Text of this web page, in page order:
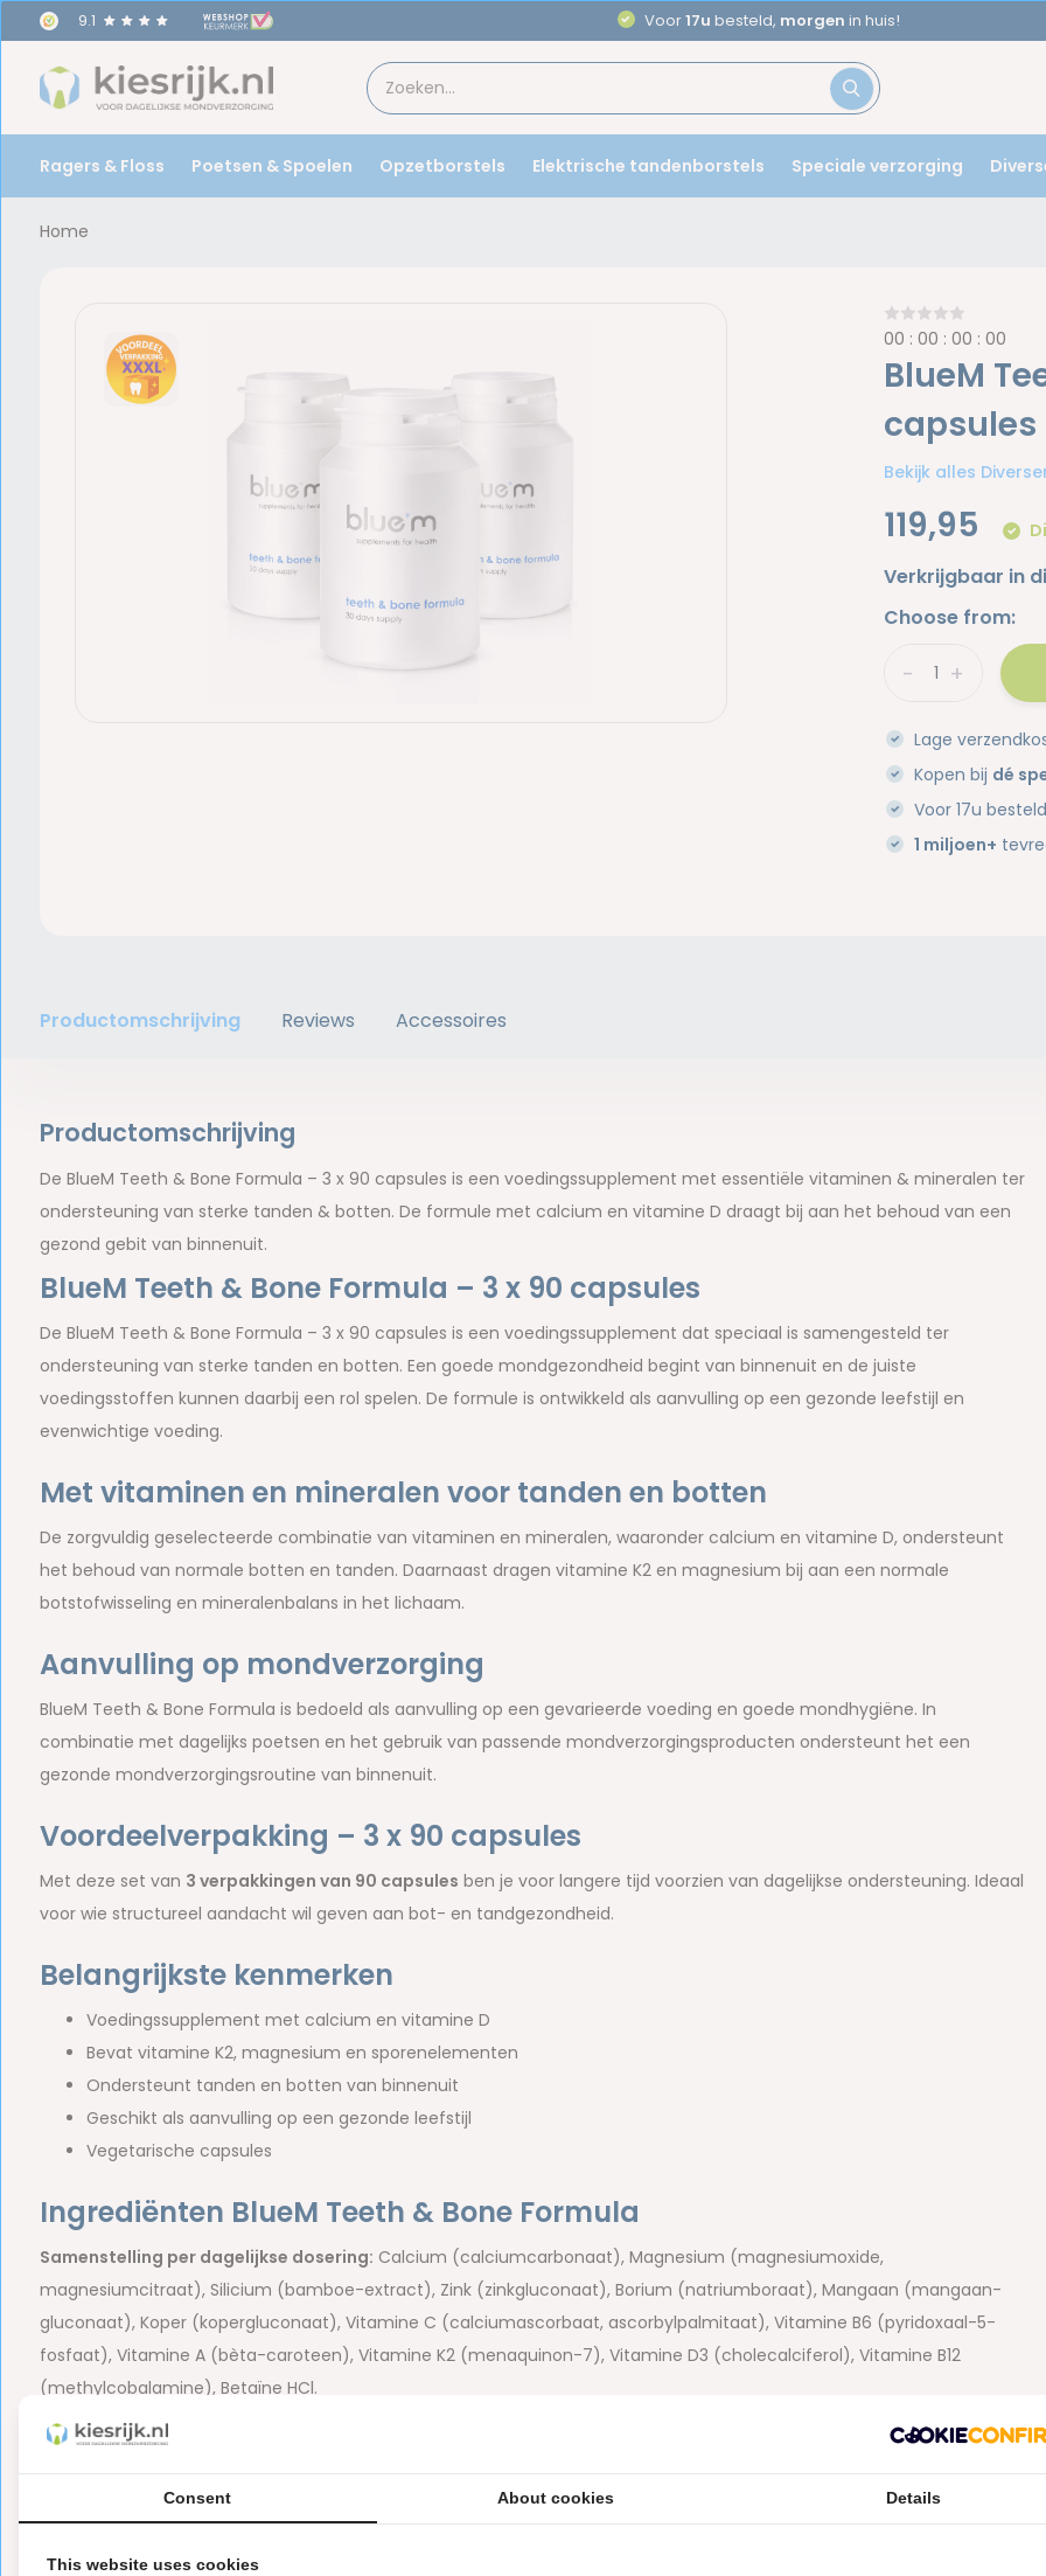
9.1 Aanbevolen doortandartsen
Ragers & Floss Poetsen & Spoelen Opzetborstels Elektrische tandenborstels Speciale verzorging
Home
00 :00 :00 :00
BlueM
capsules
Bekijk alles
119,95
Verkrijgbaar in
Choose from:
+
-
Lage
Kopen bij dé
Voor 17u
1 miljoen+
Productomschrijving Reviews Accessoires
Productomschrijving
De BlueM Teeth & Bone Formula – 3 x 90 capsules is een voedingssupplement met essentiële vitaminen & mineralen ter
ondersteuning van sterke tanden & botten. De formule met calcium en vitamine D draagt bij aan het behoud van een
gezond gebit van binnenuit.
BlueM Teeth & Bone Formula – 3 x 90 capsules
De BlueM Teeth & Bone Formula – 3 x 90 capsules is een voedingssupplement dat speciaal is samengesteld ter
ondersteuning van sterke tanden en botten. Een goede mondgezondheid begint van binnenuit en de juiste
voedingsstoffen kunnen daarbij een rol spelen. De formule is ontwikkeld als aanvulling op een gezonde leefstijl en
evenwichtige voeding.
Met vitaminen en mineralen voor tanden en botten
De zorgvuldig geselecteerde combinatie van vitaminen en mineralen, waaronder calcium en vitamine D, ondersteunt
het behoud van normale botten en tanden. Daarnaast dragen vitamine K2 en magnesium bij aan een normale
botstofwisseling en mineralenbalans in het lichaam.
Aanvulling op mondverzorging
BlueM Teeth & Bone Formula is bedoeld als aanvulling op een gevarieerde voeding en goede mondhygiëne. In
combinatie met dagelijks poetsen en het gebruik van passende mondverzorgingsproducten ondersteunt het een
gezonde mondverzorgingsroutine van binnenuit.
Voordeelverpakking – 3 x 90 capsules
Met deze set van 3 verpakkingen van 90 capsules ben je voor langere tijd voorzien van dagelijkse ondersteuning. Ideaal
voor wie structureel aandacht wil geven aan bot- en tandgezondheid.
Belangrijkste kenmerken
Voedingssupplement met calcium en vitamine D
Bevat vitamine K2, magnesium en sporenelementen
Ondersteunt tanden en botten van binnenuit
Geschikt als aanvulling op een gezonde leefstijl
Vegetarische capsules
Ingrediënten BlueM Teeth & Bone Formula
Samenstelling per dagelijkse dosering: Calcium (calciumcarbonaat), Magnesium (magnesiumoxide,
magnesiumcitraat), Silicium (bamboe-extract), Zink (zinkgluconaat), Borium (natriumboraat), Mangaan (mangaan-
gluconaat), Koper (kopergluconaat), Vitamine C (calciumascorbaat, ascorbylpalmitaat), Vitamine B6 (pyridoxaal-5-
fosfaat), Vitamine A (bèta-caroteen), Vitamine K2 (menaquinon-7), Vitamine D3 (cholecalciferol), Vitamine B12
(methylcobalamine), Betaïne HCl.
Hulpstoffen capsule: Hydroxypropylmethylcellulose (vegetarische capsule), rijstzetmeel, zonnebloemolie.
Vrij van gluten, lactose en toegevoegde suikers.
Consent About cookies Details
This website uses cookies